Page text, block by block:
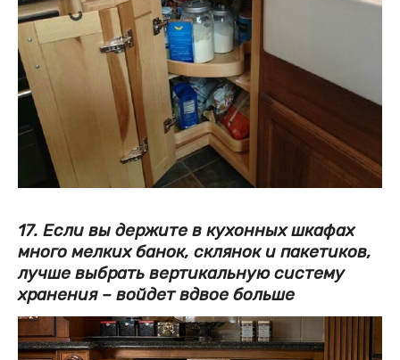
17. Если вы держите в кухонных шкафах
много мелких банок, склянок и пакетиков,
лучше выбрать вертикальную систему
хранения – войдет вдвое больше